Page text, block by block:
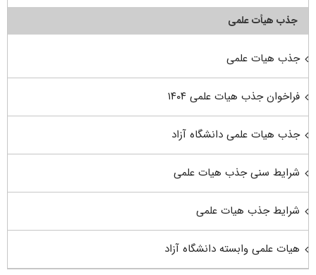
جذب هیأت علمی
جذب هیات علمی
فراخوان جذب هیات علمی ۱۴۰۴
جذب هیات علمی دانشگاه آزاد
شرایط سنی جذب هیات علمی
شرایط جذب هیات علمی
هیات علمی وابسته دانشگاه آزاد